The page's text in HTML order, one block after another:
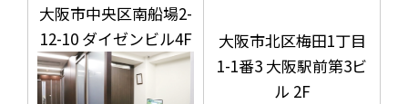
大阪市中央区南船場2-
12-10 ダイゼンビル4F
大阪市北区梅田1丁目
1-1番3 大阪駅前第3ビ
ル 2F